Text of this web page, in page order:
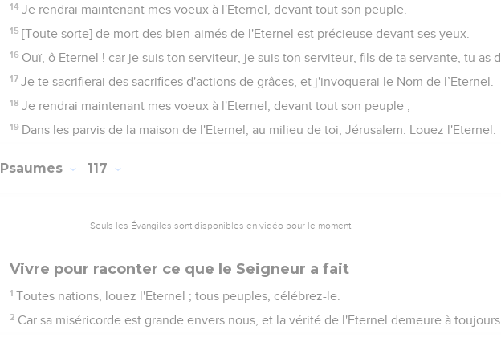
14 Je rendrai maintenant mes voeux à l'Eternel, devant tout son peuple.
15 [Toute sorte] de mort des bien-aimés de l'Eternel est précieuse devant ses yeux.
16 Ouï, ô Eternel ! car je suis ton serviteur, je suis ton serviteur, fils de ta servante, tu as
17 Je te sacrifierai des sacrifices d'actions de grâces, et j'invoquerai le Nom de l’Eternel.
18 Je rendrai maintenant mes voeux à l'Eternel, devant tout son peuple ;
19 Dans les parvis de la maison de l'Eternel, au milieu de toi, Jérusalem. Louez l'Eternel.
Psaumes 117
Seuls les Évangiles sont disponibles en vidéo pour le moment.
Vivre pour raconter ce que le Seigneur a fait
1 Toutes nations, louez l'Eternel ; tous peuples, célébrez-le.
2 Car sa miséricorde est grande envers nous, et la vérité de l'Eternel demeure à